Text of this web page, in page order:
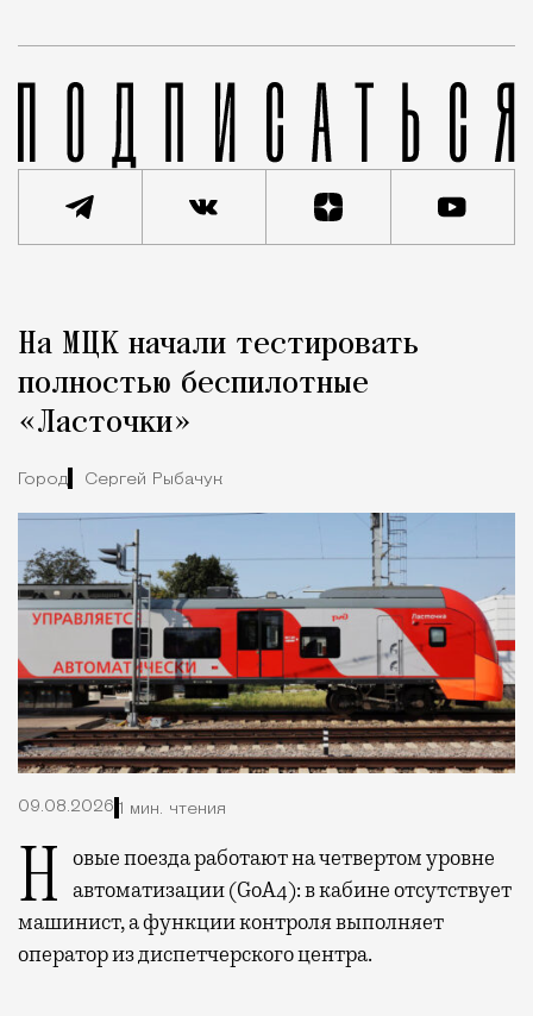
Город
На МЦК начали тестировать
полностью беспилотные
«Ласточки»
Город Сергей Рыбачук
09.08.2026 1 мин. чтения
Новые поезда работают на четвертом уровне автоматизации (GoA4): в кабине отсутствует
машинист, а функции контроля выполняет
оператор из диспетчерского центра.